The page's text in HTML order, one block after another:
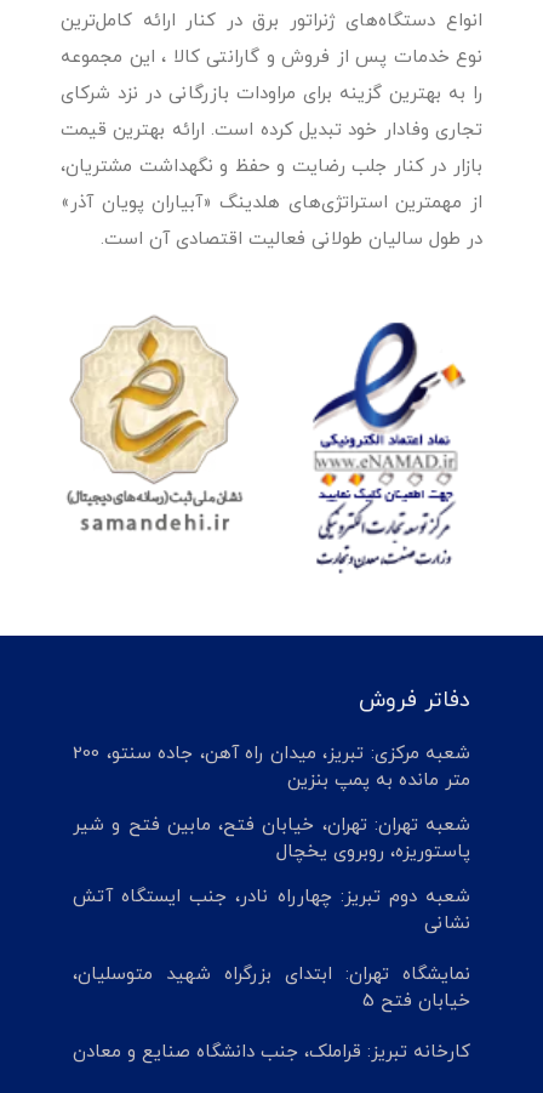
انواع دستگاه‌های ژنراتور برق در کنار ارائه کامل‌ترین
نوع خدمات پس از فروش و گارانتی کالا ، این مجموعه
را به بهترین گزینه برای مراودات بازرگانی در نزد شرکای
تجاری وفادار خود تبدیل کرده است. ارائه بهترین قیمت
بازار در کنار جلب رضایت و حفظ و نگهداشت مشتریان،
از مهمترین استراتژی‌های هلدینگ «آبیاران پویان آذر»
در طول سالیان طولانی فعالیت اقتصادی آن است.
دفاتر فروش
شعبه مرکزی: تبریز، میدان راه آهن، جاده سنتو، 200
متر مانده به پمپ بنزین
شعبه تهران: تهران، خیابان فتح، مابین فتح و شیر
پاستوریزه، روبروی یخچال
شعبه دوم تبریز: چهارراه نادر، جنب ایستگاه آتش
نشانی
نمایشگاه تهران: ابتدای بزرگراه شهید متوسلیان،
خیابان فتح 5
کارخانه تبریز: قراملک، جنب دانشگاه صنایع و معادن